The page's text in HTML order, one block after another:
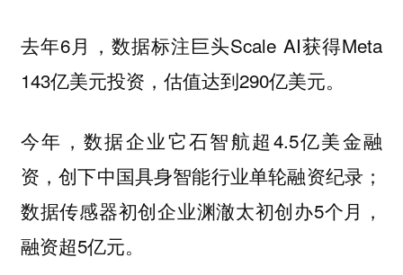
去年6月，数据标注巨头Scale AI获得Meta
143亿美元投资，估值达到290亿美元。
今年，数据企业它石智航超4.5亿美金融
资，创下中国具身智能行业单轮融资纪录；
数据传感器初创企业渊澈太初创办5个月，
融资超5亿元。